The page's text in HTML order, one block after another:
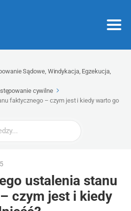
Sądowe, Windykacja, Egzekucja,
cywilne
faktycznego – czym jest i kiedy warto go
ustalenia stanu
czym jest i kiedy